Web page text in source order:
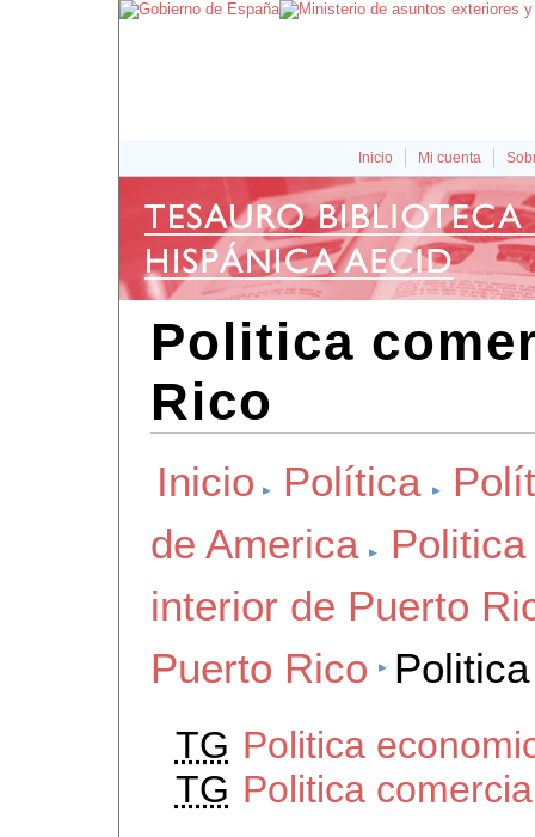
Inicio Mi cuenta
Politica
Rico
Inicio Política
de America
interior de Puerto
Puerto Rico
TG Politica
TG Politica